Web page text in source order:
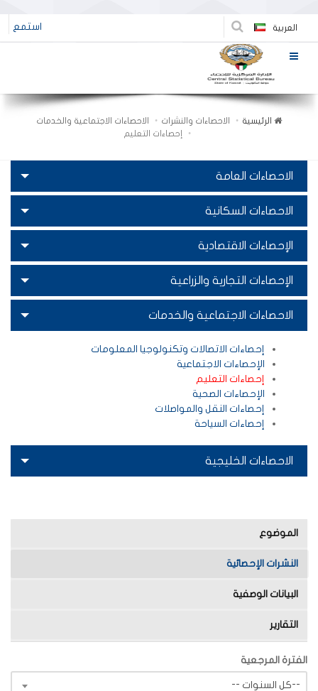
العربية استمع
الرئيسية الاحصاءات والنشرات
الاحصاءات الاجتماعية والخدمات
إحصاءات التعليم
الاحصاءات العامة
الاحصاءات السكانية
الإحصاءات الاقتصادية
الإحصاءات التجارية والزراعية
الاحصاءات الاجتماعية والخدمات
إحصاءات الاتصالات وتكنولوجيا المعلومات
الإحصاءات الاجتماعية
إحصاءات التعليم
الإحصاءات الصحية
إحصاءات النقل والمواصلات
إحصاءات السياحة
الاحصاءات الخليجية
الموضوع
النشرات الإحصائية
البيانات الوصفية
التقارير
الفترة المرجعية
-- كل السنوات--